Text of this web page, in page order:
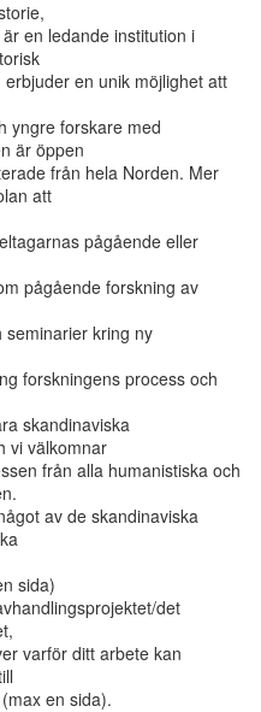
en ledande institution i
en unik möjlighet att
yngre forskare med
är öppen
från hela Norden. Mer
att
pågående eller
pågående forskning av
seminarier kring ny
forskningens process och
skandinaviska
vi välkomnar
från alla humanistiska och
av de skandinaviska
sida)
det
varför ditt arbete kan
en sida).